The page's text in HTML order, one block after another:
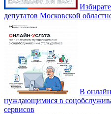
депутатов Московской
В
нуждающимися в
сервисов